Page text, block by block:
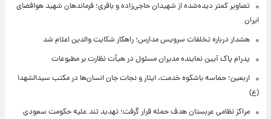
تصاویر کمتر دیده‌شده از شهیدان حاجی‌زاده و باقری؛ فرماندهان شهید هوافضای
ایران
هشدار درباره تخلفات سرویس مدارس؛ راهکار شکایت والدین اعلام شد
پدرام پاک آیین نماینده مدیران مسئول در هیأت نظارت بر مطبوعات
اربعین؛ حماسه باشکوه خدمت، ایثار و نجات جان انسان‌ها در مکتب سیدالشهدا
(ع)
مراکز نظامی عربستان هدف حمله قرار گرفت؛ تهدید تند علیه حکومت سعودی